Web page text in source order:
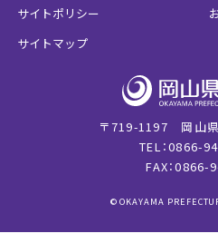
サイトポリシー
サイトマップ
〒719-1197 岡山
TEL：0866-
FAX：0866-
© OKAYAMA